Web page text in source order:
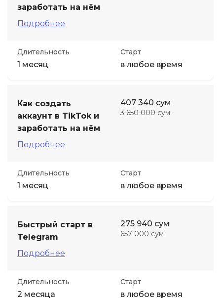
заработать на нём
Подробнее
Длительность
1 месяц
Старт
в любое время
Как создать
аккаунт в TikTok и
заработать на нём
Подробнее
407 340 сум
3 650 000 сум
Длительность
1 месяц
Старт
в любое время
Быстрый старт в
Telegram
Подробнее
275 940 сум
657 000 сум
Длительность
2 месяца
Старт
в любое время